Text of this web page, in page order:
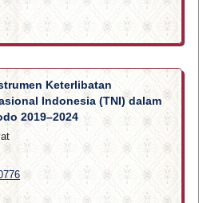
Keterlibatan
Indonesia (TNI) dalam
2019–2024